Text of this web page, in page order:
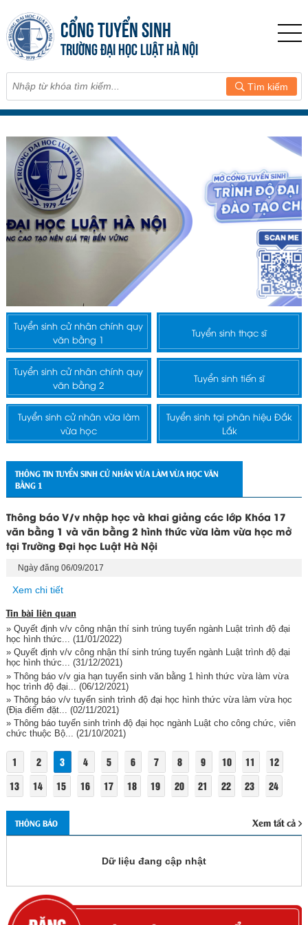
CỔNG TUYỂN SINH
TRƯỜNG ĐẠI HỌC LUẬT HÀ NỘI
Tìm kiếm
Tuyển sinh cử nhân chính quy
văn bằng 1
Tuyển sinh thạc sĩ
Tuyển sinh cử nhân chính quy
văn bằng 2
Tuyển sinh tiến sĩ
Tuyển sinh cử nhân vừa làm
vừa học
Tuyển sinh tại phân hiệu Đắk
Lắk
THÔNG TIN TUYỂN SINH CỬ NHÂN VỪA LÀM VỪA HỌC VĂN
BẰNG 1
Thông báo V/v nhập học và khai giảng các lớp Khóa 17
văn bằng 1 và văn bằng 2 hình thức vừa làm vừa học mở
tại Trường Đại học Luật Hà Nội
Ngày đăng 06/09/2017
Xem chi tiết
Tin bài liên quan
» Quyết định v/v công nhận thí sinh trúng tuyển ngành Luật trình độ đại
học hình thức...
(11/01/2022)
» Quyết định v/v công nhận thí sinh trúng tuyển ngành Luật trình độ đại
học hình thức... (31/12/2021)
» Thông báo v/v gia hạn tuyển sinh văn bằng 1 hình thức vừa làm vừa
học trình độ đại...
(06/12/2021)
» Thông báo v/v tuyển sinh trình độ đại học hình thức vừa làm vừa học
(Địa điểm đặt... (02/11/2021)
» Thông báo tuyển sinh trình độ đại học ngành Luật cho công chức, viên
chức thuộc Bộ... (21/10/2021)
1 2 3 4 5 6 7 8 9 10 11
12
13
14 15 16 17 18 19 20 21 22 23 24
THÔNG BÁO Xem tất cả
Dữ liệu đang cập nhật